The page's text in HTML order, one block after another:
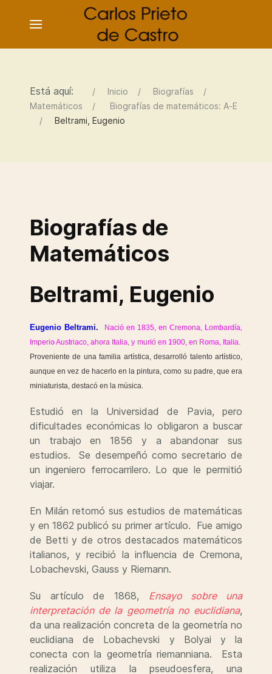
Está aquí: Inicio
Biografías
Matemáticos
Biografías de matemáticos: A-E
Beltrami, Eugenio
Biografías de
Matemáticos
Beltrami, Eugenio
Eugenio Beltrami.
Nació en 1835, en Cremona, Lombardía,
Imperio Austriaco, ahora Italia, y murió en 1900, en Roma, Italia.
Proveniente de una familia artística, desarrolló talento artístico,
aunque en vez de hacerlo en la pintura, como su padre, que era
miniaturista, destacó en la música.
Estudió en la Universidad de Pavia, pero
dificultades económicas lo obligaron a buscar
un trabajo en 1856 y a abandonar sus
estudios. Se desempeñó como secretario de
un ingeniero ferrocarrilero. Lo que le permitió
viajar.
En Milán retomó sus estudios de matemáticas
y en 1862 publicó su primer artículo. Fue amigo
de Betti y de otros destacados matemáticos
italianos, y recibió la influencia de Cremona,
Lobachevski, Gauss y Riemann.
Su artículo de 1868, Ensayo sobre una
interpretación de la geometría no euclidiana,
da una realización concreta de la geometría no
euclidiana de Lobachevski y Bolyai y la
conecta con la geometría riemanniana. Esta
realización utiliza la pseudoesfera, una